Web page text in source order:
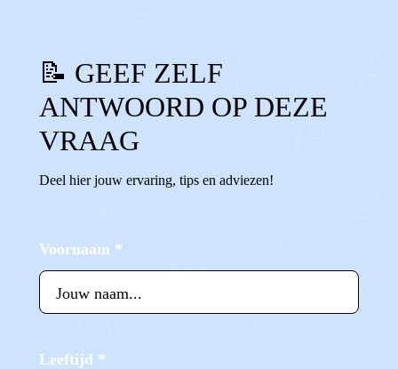
📝 GEEF ZELF
ANTWOORD OP DEZE
VRAAG
Deel hier jouw ervaring, tips en adviezen!
Voornaam *
Leeftijd *